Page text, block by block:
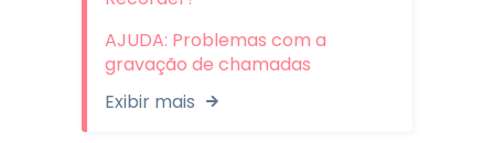
AJUDA: Problemas com a
gravação de chamadas
Exibir mais